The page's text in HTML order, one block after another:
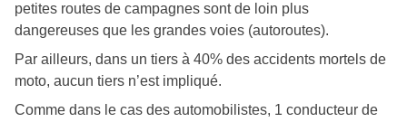
petites routes de campagnes sont de loin plus
dangereuses que les grandes voies (autoroutes).
Par ailleurs, dans un tiers à 40% des accidents mortels de
moto, aucun tiers n’est impliqué.
Comme dans le cas des automobilistes, 1 conducteur de